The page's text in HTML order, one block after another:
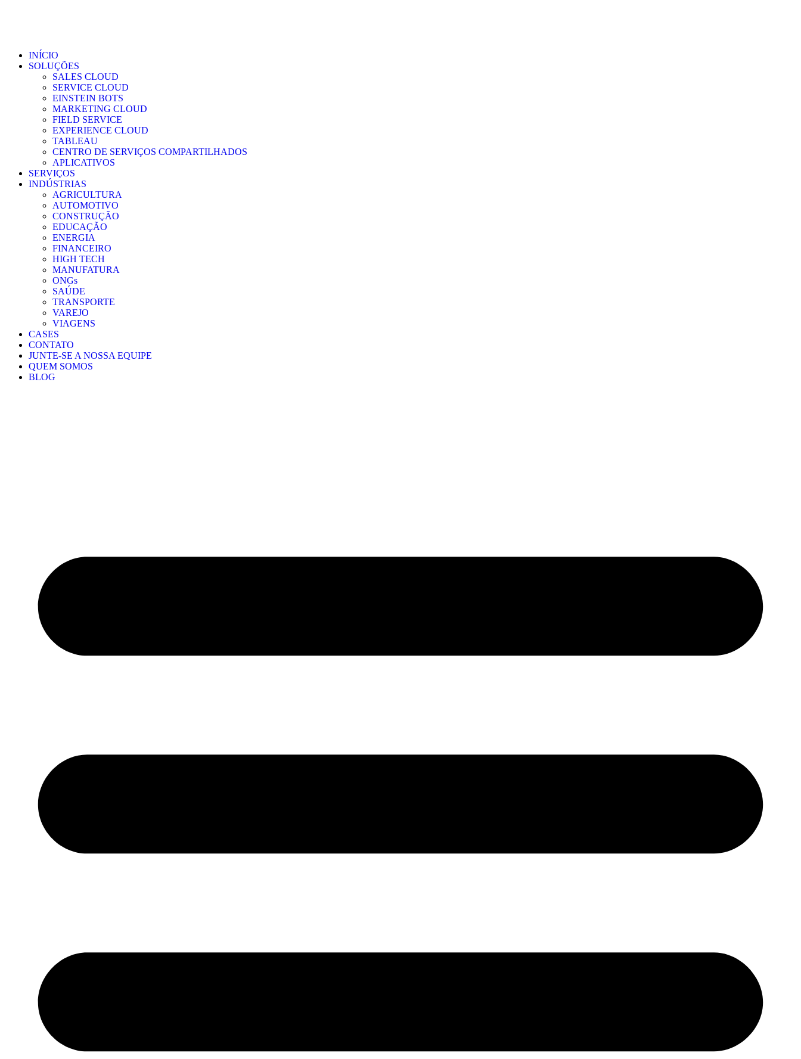
INÍCIO
SOLUÇÕES
SALES CLOUD
SERVICE CLOUD
EINSTEIN BOTS
MARKETING CLOUD
FIELD SERVICE
EXPERIENCE CLOUD
TABLEAU
CENTRO DE SERVIÇOS COMPARTILHADOS
APLICATIVOS
SERVIÇOS
INDÚSTRIAS
AGRICULTURA
AUTOMOTIVO
CONSTRUÇÃO
EDUCAÇÃO
ENERGIA
FINANCEIRO
HIGH TECH
MANUFATURA
ONGs
SAÚDE
TRANSPORTE
VAREJO
VIAGENS
CASES
CONTATO
JUNTE-SE A NOSSA EQUIPE
QUEM SOMOS
BLOG